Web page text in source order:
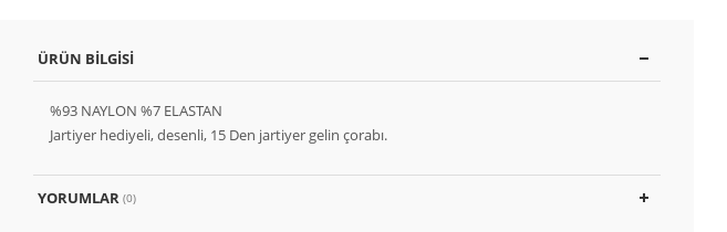
ÜRÜN BILGISI
%93 NAYLON %7 ELASTAN
Jartiyer hediyeli, desenli, 15 Den jartiyer gelin çorabı.
YORUMLAR (0)